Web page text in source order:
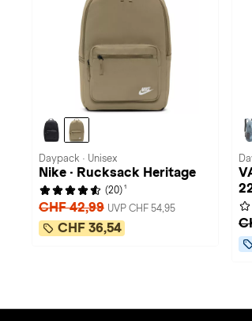
Daypack · Unisex
Nike · Rucksack Heritage
(20) 1
CHF 42,99 UVP CHF 54,95
CHF 36,54